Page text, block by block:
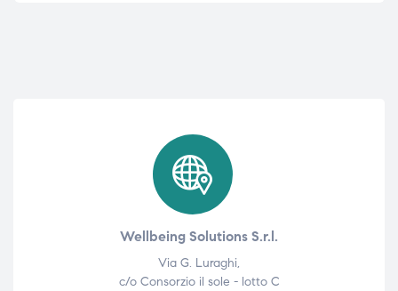
Wellbeing Solutions S.r.l.
Via G. Luraghi,
c/o Consorzio il sole - lotto C